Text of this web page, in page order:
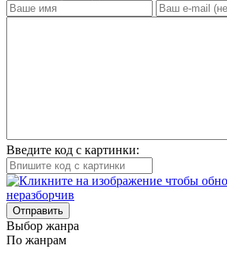
Введите код с картинки:
Отправить
Вы­бор жан­ра
По жан­рам